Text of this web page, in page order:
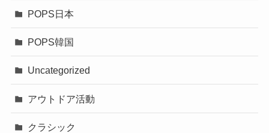
POPS日本
POPS韓国
Uncategorized
アウトドア活動
クラシック